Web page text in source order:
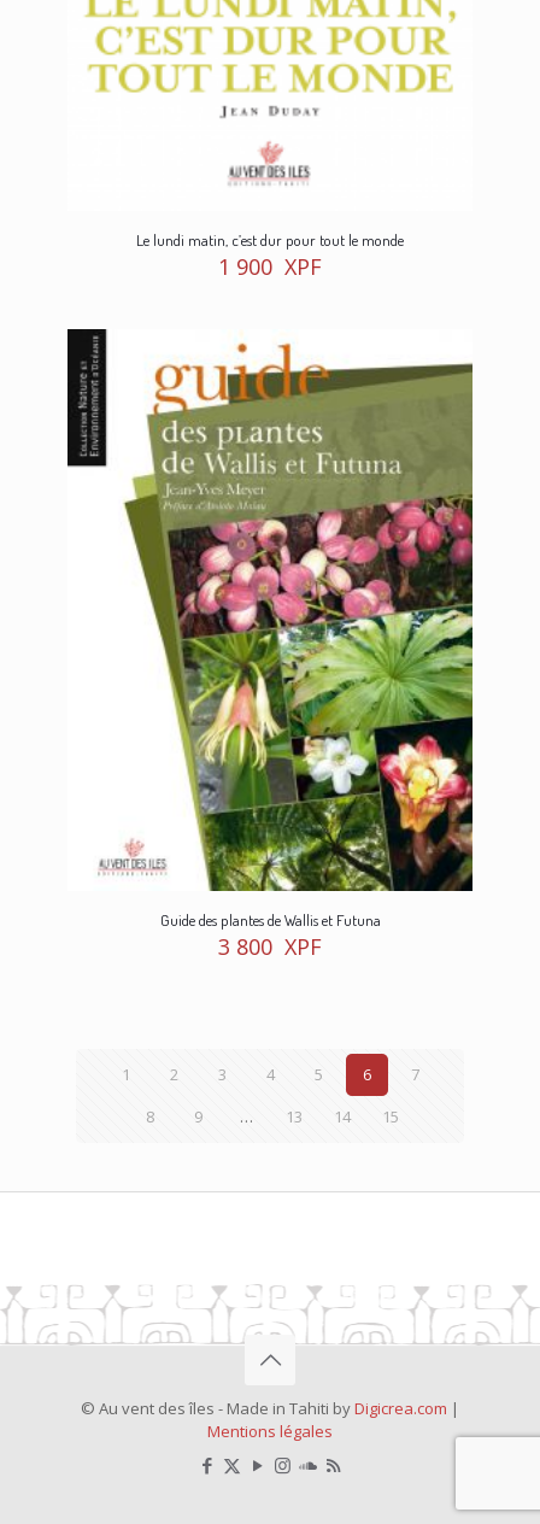
Le lundi matin, c’est dur pour tout le monde
1 900 XPF
Guide des plantes de Wallis et Futuna
3 800 XPF
1 2 3 4 5 6
7
8
9 … 13 14 15
© Au vent des îles - Made in Tahiti byDigicrea.com |
Mentions légales